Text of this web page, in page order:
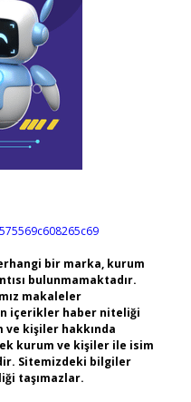
bir marka, kurum
bulunmamaktadır.
makaleler
içerikler haber niteliği
ve kişiler hakkında
kurum ve kişiler ile isim
Sitemizdeki bilgiler
taşımazlar.